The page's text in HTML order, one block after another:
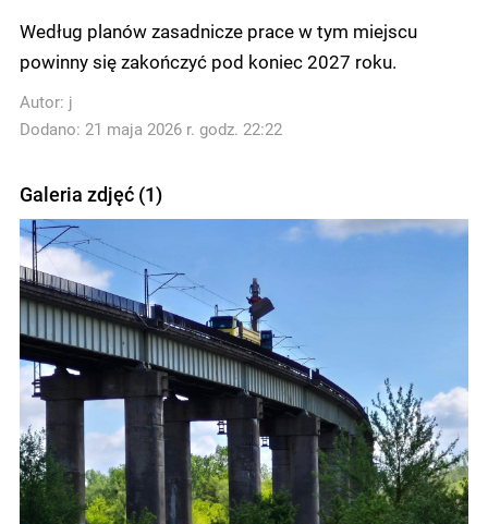
Według planów zasadnicze prace w tym miejscu
powinny się zakończyć pod koniec 2027 roku.
Autor: j
Dodano: 21 maja 2026 r. godz. 22:22
Galeria zdjęć (1)